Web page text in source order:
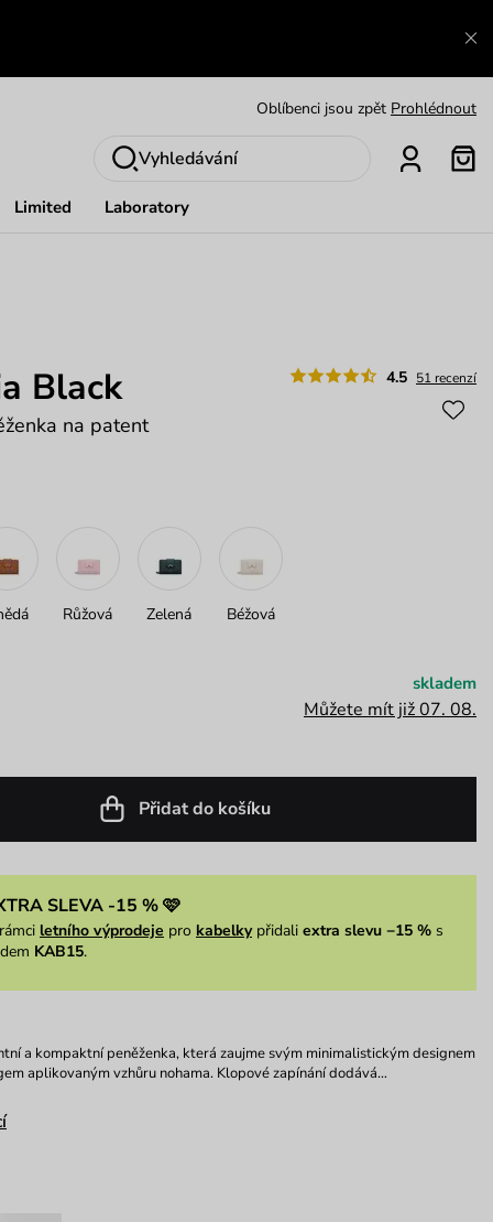
Limited Laboratory
Nech se inspirovat Ukázat
Vyhledávání
4.5 51 recenzí
Black
na patent
Růžová Zelená Béžová
skladem
Můžete mít již 07. 08.
Přidat do košíku
SLEVA -15 % 🩷
letního výprodeje pro kabelkypřidali extra slevu −15 %s
KAB15.
a kompaktní peněženka, která zaujme svým minimalistickým designem
aplikovaným vzhůru nohama. Klopové zapínání dodává…